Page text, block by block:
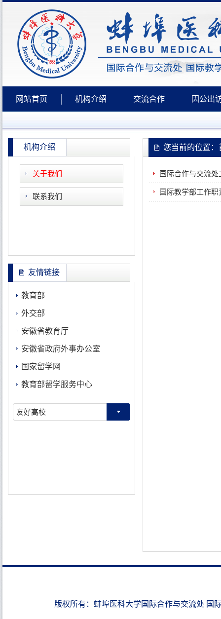
网站首页 机构介绍 交流合作 因公出
机构介绍
关于我们
联系我们
友情链接
教育部
外交部
安徽省教育厅
安徽省政府外事办公室
国家留学网
教育部留学服务中心
友好高校
您当前的位置：
国际合作与交流处
国际教学部工作职
版权所有：蚌埠医科大学国际合作与交流处